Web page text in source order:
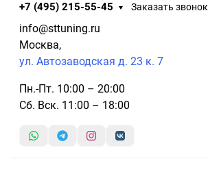
+7 (495) 215-55-45 Заказать звонок
info@sttuning.ru
Москва,
ул. Автозаводская д. 23 к. 7
Пн.-Пт. 10:00 – 20:00
Сб. Вск. 11:00 – 18:00